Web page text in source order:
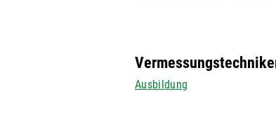
Ausbildung